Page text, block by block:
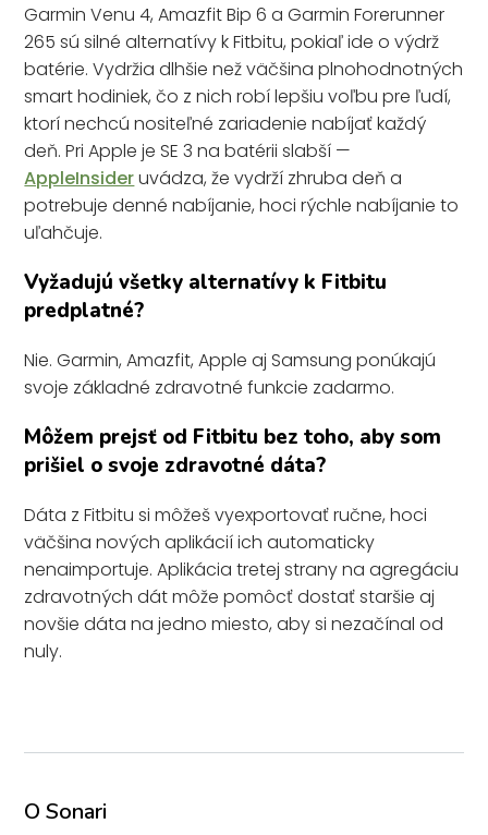
Garmin Venu 4, Amazfit Bip 6 a Garmin Forerunner
265 sú silné alternatívy k Fitbitu, pokiaľ ide o výdrž
batérie. Vydržia dlhšie než väčšina plnohodnotných
smart hodiniek, čo z nich robí lepšiu voľbu pre ľudí,
ktorí nechcú nositeľné zariadenie nabíjať každý
deň. Pri Apple je SE 3 na batérii slabší —
AppleInsideruvádza, že vydrží zhruba deň a
potrebuje denné nabíjanie, hoci rýchle nabíjanie to
uľahčuje.
Vyžadujú všetky alternatívy k Fitbitu
predplatné?
Nie. Garmin, Amazfit, Apple aj Samsung ponúkajú
svoje základné zdravotné funkcie zadarmo.
Môžem prejsť od Fitbitu bez toho, aby som
prišiel o svoje zdravotné dáta?
Dáta z Fitbitu si môžeš vyexportovať ručne, hoci
väčšina nových aplikácií ich automaticky
nenaimportuje. Aplikácia tretej strany na agregáciu
zdravotných dát môže pomôcť dostať staršie aj
novšie dáta na jedno miesto, aby si nezačínal od
nuly.
O Sonari